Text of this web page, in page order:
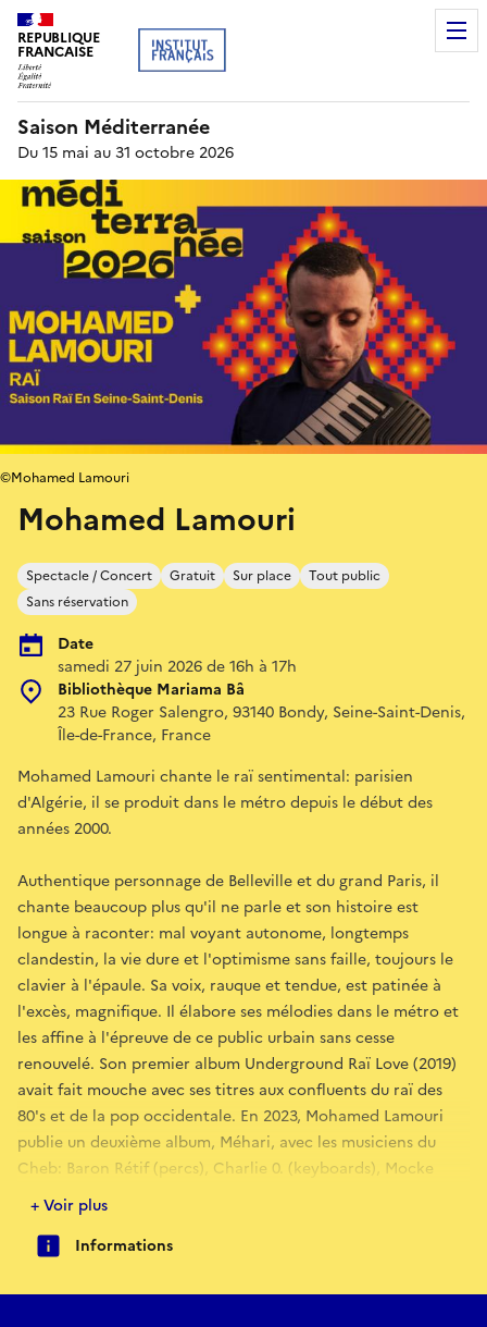
REPUBLIQUE
FRANCAISE
Saison Méditerranée
Du 15 mai au 31 octobre 2026
Mohamed Lamouri
Spectacle / Concert Gratuit Sur place
Tout public
Sans réservation
Date
samedi 27 juin 2026 de 16h à 17h
Bibliothèque Mariama Bâ
23 Rue Roger Salengro, 93140 Bondy, Seine-Saint-Denis,
Île-de-France, France
©Mohamed Lamouri
Mohamed Lamouri chante le raï sentimental: parisien
d'Algérie, il se produit dans le métro depuis le début des
années 2000.
Authentique personnage de Belleville et du grand Paris, il
chante beaucoup plus qu'il ne parle et son histoire est
longue à raconter: mal voyant autonome, longtemps
clandestin, la vie dure et l'optimisme sans faille, toujours le
clavier à l'épaule. Sa voix, rauque et tendue, est patinée à
l'excès, magnifique. Il élabore ses mélodies dans le métro et
les affine à l'épreuve de ce public urbain sans cesse
renouvelé. Son premier album Underground Raï Love (2019)
avait fait mouche avec ses titres aux confluents du raï des
80's et de la pop occidentale. En 2023, Mohamed Lamouri
publie un deuxième album, Méhari, avec les musiciens du
Cheb: Baron Rétif (percs), Charlie 0. (keyboards), Mocke
(saz, guitar), Lamouri y chante aux bongos son cœur et son
destin, sans oublier ses pépites raï de Rachid et Fethi,
Boutaïba Sghir, Cheb Hasni...
+ Voir plus
Informations